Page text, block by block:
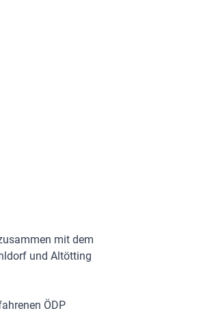
mit dem
und Altötting
ÖDP